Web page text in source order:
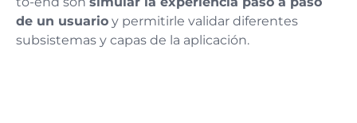
de un usuario y permitirle validar diferentes
subsistemas y capas de la aplicación​​.